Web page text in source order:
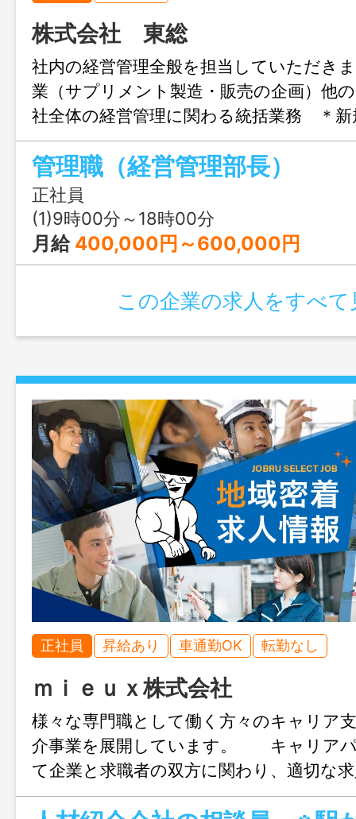
株式会社 東総
社内の経営管理全般を担当していただき
業（サプリメント製造・販売の企画）他
社全体の経営管理に関わる統括業務 ＊
の経営計画および事業計画書作成並び
渉外担当とした役割を担っていただきま
の訪問など外出の際に運転して頂く場
【エリア】茅ヶ崎市／大和市 【社用
※当社幹部への育成目的の為の募集
【変更の範囲】当社業務全般
管理職（経営管理部長）
正社員
(1)9時00分～18時00分
月給 400,000円～600,000円
この企業の求人をすべて
正社員 昇給あり 車通勤OK 転勤なし
ｍｉｅｕｘ株式会社
様々な専門職として働く方々のキャリア
介事業を展開しています。 キャリア
て企業と求職者の双方に関わり、適切な
提案することで最適なマッチングへと